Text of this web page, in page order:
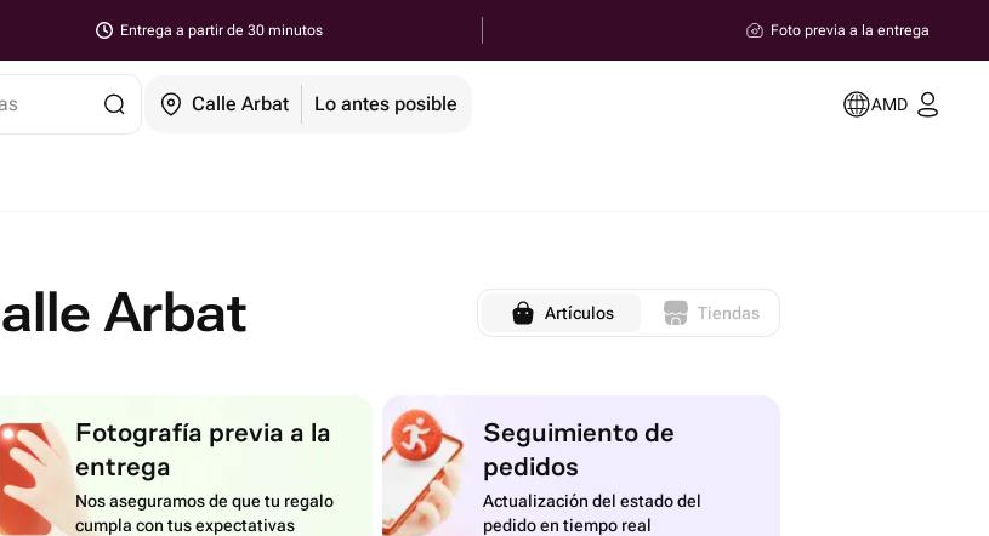
Entrega a partir de 30 minutos Foto previa a la entrega
Calle Arbat Lo antes posible AMD
Arbat Artículos Tiendas
Fotografía previa a la
entrega
Nos aseguramos de que tu regalo
cumpla con tus expectativas
Seguimiento de
pedidos
Actualización del estado del
pedido en tiempo real